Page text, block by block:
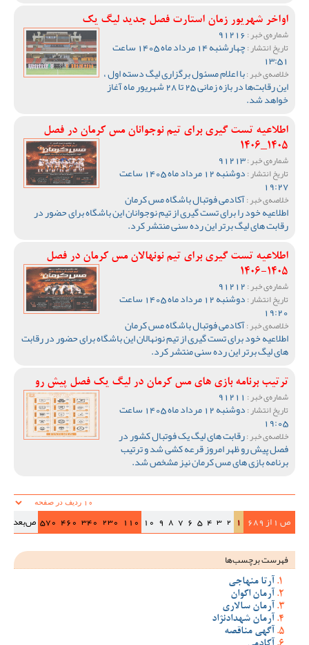
اواخر شهریور زمان استارت فصل جدید لیگ یک
شماره‌ی خبر :
تاریخ انتشار : چهارشنبه 14 مرداد ماه 1405 ساعت
13:51
خلاصه‌ی خبر :با اعلام مسئول برگزاری لیگ دسته اول ،
این رقابت‌ها در بازه زمانی 25 تا 28 شهریور ماه آغاز
خواهد شد.
اطلاعیه تست گیری برای تیم نوجوانان مس کرمان در فصل
1405_1406
شماره‌ی خبر :
تاریخ انتشار : دوشنبه 12 مرداد ماه 1405 ساعت
19:27
خلاصه‌ی خبر :آکادمی فوتبال باشگاه مس کرمان
اطلاعیه خود را برای تست گیری از تیم نوجوانان این باشگاه برای حضور در
رقابت های لیگ برتر این رده سنی منتشر کرد.
اطلاعیه تست گیری برای تیم نونهالان مس کرمان در فصل
1405-1406
شماره‌ی خبر :
تاریخ انتشار : دوشنبه 12 مرداد ماه 1405 ساعت
19:20
خلاصه‌ی خبر :آکادمی فوتبال باشگاه مس کرمان
اطلاعیه خود برای تست گیری از تیم نونهالان این باشگاه برای حضور در رقابت
های لیگ برتر این رده سنی منتشر کرد.
ترتیب برنامه بازی های مس کرمان در لیگ یک فصل پیش رو
شماره‌ی خبر :
تاریخ انتشار : دوشنبه 12 مرداد ماه 1405 ساعت
19:05
خلاصه‌ی خبر :رقابت های لیگ یک فوتبال کشور در
فصل پیش رو ظهر امروز قرعه کشی شد و ترتیب
برنامه بازی های مس کرمان نیز مشخص شد.
ص 1 از 689 1
2
3
4
5
6
7
8
9
10
110
230
340
460
570 ص‌بعد
فهرست برچسب‌ها
آرتا منهاجی
آرمان اکوان
آرمان سالاری
آرمان شهدادنژاد
آگهی مناقصه